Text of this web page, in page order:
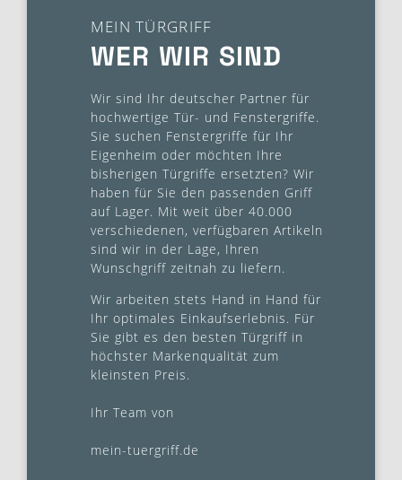
MEIN TÜRGRIFF
WER WIR SIND
Wir sind Ihr deutscher Partner für
hochwertige Tür- und Fenstergriffe.
Sie suchen Fenstergriffe für Ihr
Eigenheim oder möchten Ihre
bisherigen Türgriffe ersetzten? Wir
haben für Sie den passenden Griff
auf Lager. Mit weit über 40.000
verschiedenen, verfügbaren Artikeln
sind wir in der Lage, Ihren
Wunschgriff zeitnah zu liefern.
Wir arbeiten stets Hand in Hand für
Ihr optimales Einkaufserlebnis. Für
Sie gibt es den besten Türgriff in
höchster Markenqualität zum
kleinsten Preis.
Ihr Team von
mein-tuergriff.de